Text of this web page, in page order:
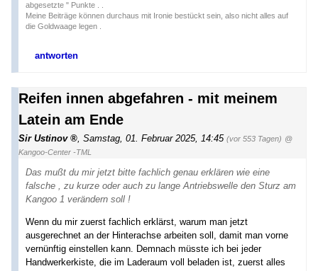
abgesetzte " Punkte . .
Meine Beiträge können durchaus mit Ironie bestückt sein, also nicht alles auf
die Goldwaage legen .
antworten
Reifen innen abgefahren - mit meinem
Latein am Ende
Sir Ustinov , Samstag, 01. Februar 2025, 14:45 (vor 553 Tagen) @
Kangoo-Center -TML
Das mußt du mir jetzt bitte fachlich genau erklären wie eine
falsche , zu kurze oder auch zu lange Antriebswelle den Sturz am
Kangoo 1 verändern soll !
Wenn du mir zuerst fachlich erklärst, warum man jetzt
ausgerechnet an der Hinterachse arbeiten soll, damit man vorne
vernünftig einstellen kann. Demnach müsste ich bei jeder
Handwerkerkiste, die im Laderaum voll beladen ist, zuerst alles